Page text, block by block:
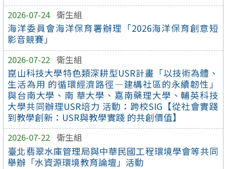
2026-07-24 衛生組
海洋委員會海洋保育署辦理「2026海洋保育創意短
影音競賽」
2026-07-22 衛生組
崑山科技大學特色類深耕型USR計畫「以技術為體、
生活為用 的循環經濟路徑—建構社區的永續韌性」
與台南大學、南 華大學、嘉南藥理大學、輔英科技
大學共同辦理USR培力 活動：跨校SIG【從社會實踐
到教學創新：USR與教學實踐 的共創價值】
2026-07-22 衛生組
臺北翡翠水庫管理局與中華民國工程環境學會等共同
舉辦「水資源環境教育論壇」活動